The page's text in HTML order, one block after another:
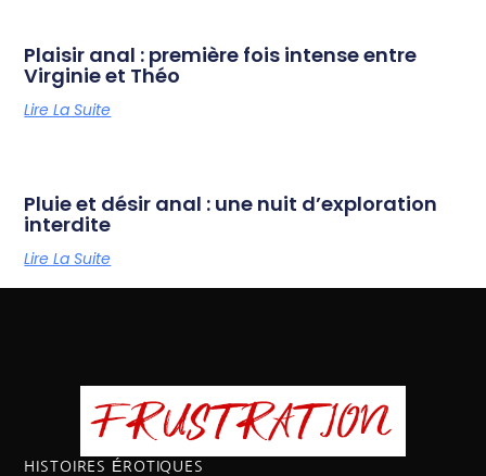
Plaisir anal : première fois intense entre
Virginie et Théo
Lire La Suite
Pluie et désir anal : une nuit d’exploration
interdite
Lire La Suite
HISTOIRES ÉROTIQUES